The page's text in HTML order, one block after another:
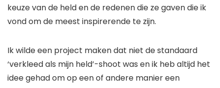
keuze van de held en de redenen die ze gaven die ik
vond om de meest inspirerende te zijn.
Ik wilde een project maken dat niet de standaard
‘verkleed als mijn held’-shoot was en ik heb altijd het
idee gehad om op een of andere manier een